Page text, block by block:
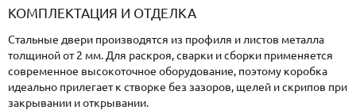
КОМПЛЕКТАЦИЯ И ОТДЕЛКА
Стальные двери производятся из профиля и листов металла
толщиной от 2 мм. Для раскроя, сварки и сборки применяется
современное высокоточное оборудование, поэтому коробка
идеально прилегает к створке без зазоров, щелей и скрипов при
закрывании и открывании.